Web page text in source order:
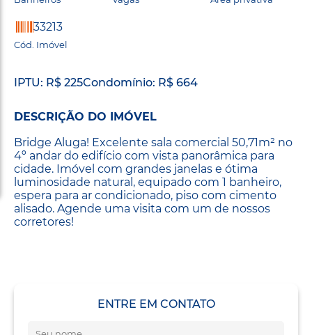
33213
Cód. Imóvel
IPTU: R$ 225Condomínio: R$ 664
DESCRIÇÃO DO IMÓVEL
Bridge Aluga! Excelente sala comercial 50,71m² no
4º andar do edifício com vista panorâmica para
cidade. Imóvel com grandes janelas e ótima
luminosidade natural, equipado com 1 banheiro,
espera para ar condicionado, piso com cimento
alisado. Agende uma visita com um de nossos
corretores!
ENTRE EM CONTATO